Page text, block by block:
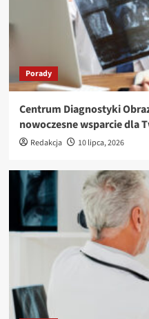
Porady
Centrum Diagnostyki
nowoczesne wsparcie dla
Redakcja 10 lipca, 2026